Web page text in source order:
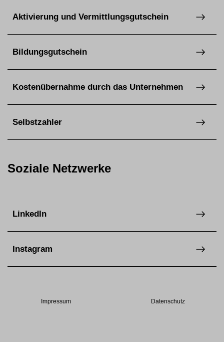
Aktivierung und Vermittlungsgutschein
Bildungsgutschein
Kostenübernahme durch das Unternehmen
Selbstzahler
Soziale Netzwerke
LinkedIn
Instagram
Impressum Datenschutz